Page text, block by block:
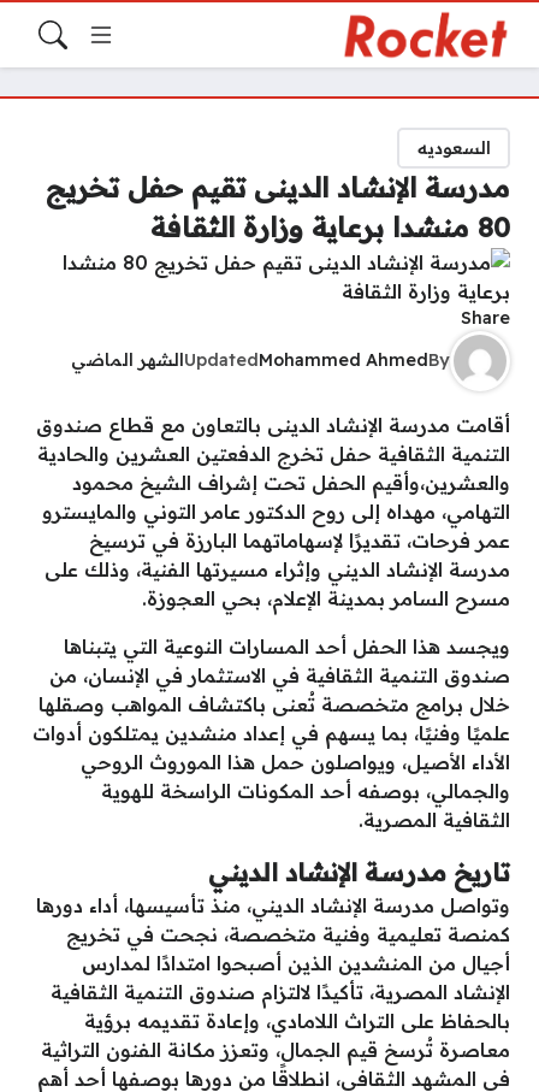
السعوديه
مدرسة الإنشاد الدينى تقيم حفل تخريج
80 منشدا برعاية وزارة الثقافة
Share
By
Mohammed Ahmed
Updated الشهر الماضي
أقامت مدرسة الإنشاد الدينى بالتعاون مع قطاع صندوق
التنمية الثقافية حفل تخرج الدفعتين العشرين والحادية
والعشرين،وأقيم الحفل تحت إشراف الشيخ محمود
التهامي، مهداه إلى روح الدكتور عامر التوني والمايسترو
عمر فرحات، تقديرًا لإسهاماتهما البارزة في ترسيخ
مدرسة الإنشاد الديني وإثراء مسيرتها الفنية، وذلك على
مسرح السامر بمدينة الإعلام، بحي العجوزة.
ويجسد هذا الحفل أحد المسارات النوعية التي يتبناها
صندوق التنمية الثقافية في الاستثمار في الإنسان، من
خلال برامج متخصصة تُعنى باكتشاف المواهب وصقلها
علميًا وفنيًا، بما يسهم في إعداد منشدين يمتلكون أدوات
الأداء الأصيل، ويواصلون حمل هذا الموروث الروحي
والجمالي، بوصفه أحد المكونات الراسخة للهوية
الثقافية المصرية.
تاريخ مدرسة الإنشاد الديني
وتواصل مدرسة الإنشاد الديني، منذ تأسيسها، أداء دورها
كمنصة تعليمية وفنية متخصصة، نجحت في تخريج
أجيال من المنشدين الذين أصبحوا امتدادًا لمدارس
الإنشاد المصرية، تأكيدًا لالتزام صندوق التنمية الثقافية
بالحفاظ على التراث اللامادي، وإعادة تقديمه برؤية
معاصرة تُرسخ قيم الجمال، وتعزز مكانة الفنون التراثية
في المشهد الثقافي، انطلاقًا من دورها بوصفها أحد أهم